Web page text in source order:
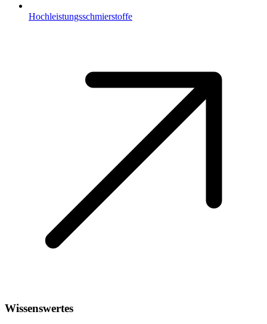
Hochleistungsschmierstoffe
Wissenswertes